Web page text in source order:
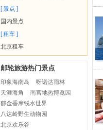
[ 景点 ]
国内景点
[ 租车 ]
北京租车
邮轮旅游热门景点
印象海南岛
呀诺达雨林
天涯海角
南宫地热博览园
郁金香摩锐水世界
八达岭野生动物园
北京欢乐谷